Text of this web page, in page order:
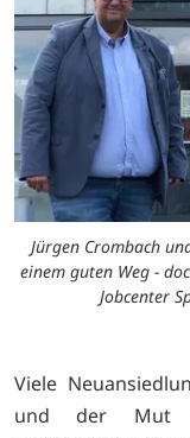
Jürgen Crombach
einem guten Weg -
Jobcenter
Viele
und der Mut